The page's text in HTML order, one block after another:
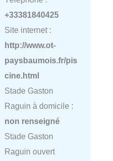
+33381840425
Site internet :
http://www.ot-
paysbaumois.fr/pis
cine.html
Stade Gaston
Raguin à domicile :
non renseigné
Stade Gaston
Raguin ouvert